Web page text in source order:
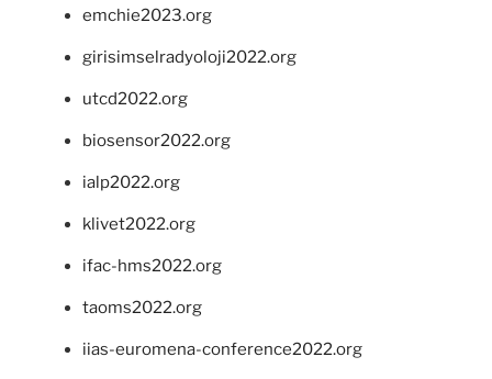
emchie2023.org
girisimselradyoloji2022.org
utcd2022.org
biosensor2022.org
ialp2022.org
klivet2022.org
ifac-hms2022.org
taoms2022.org
iias-euromena-conference2022.org